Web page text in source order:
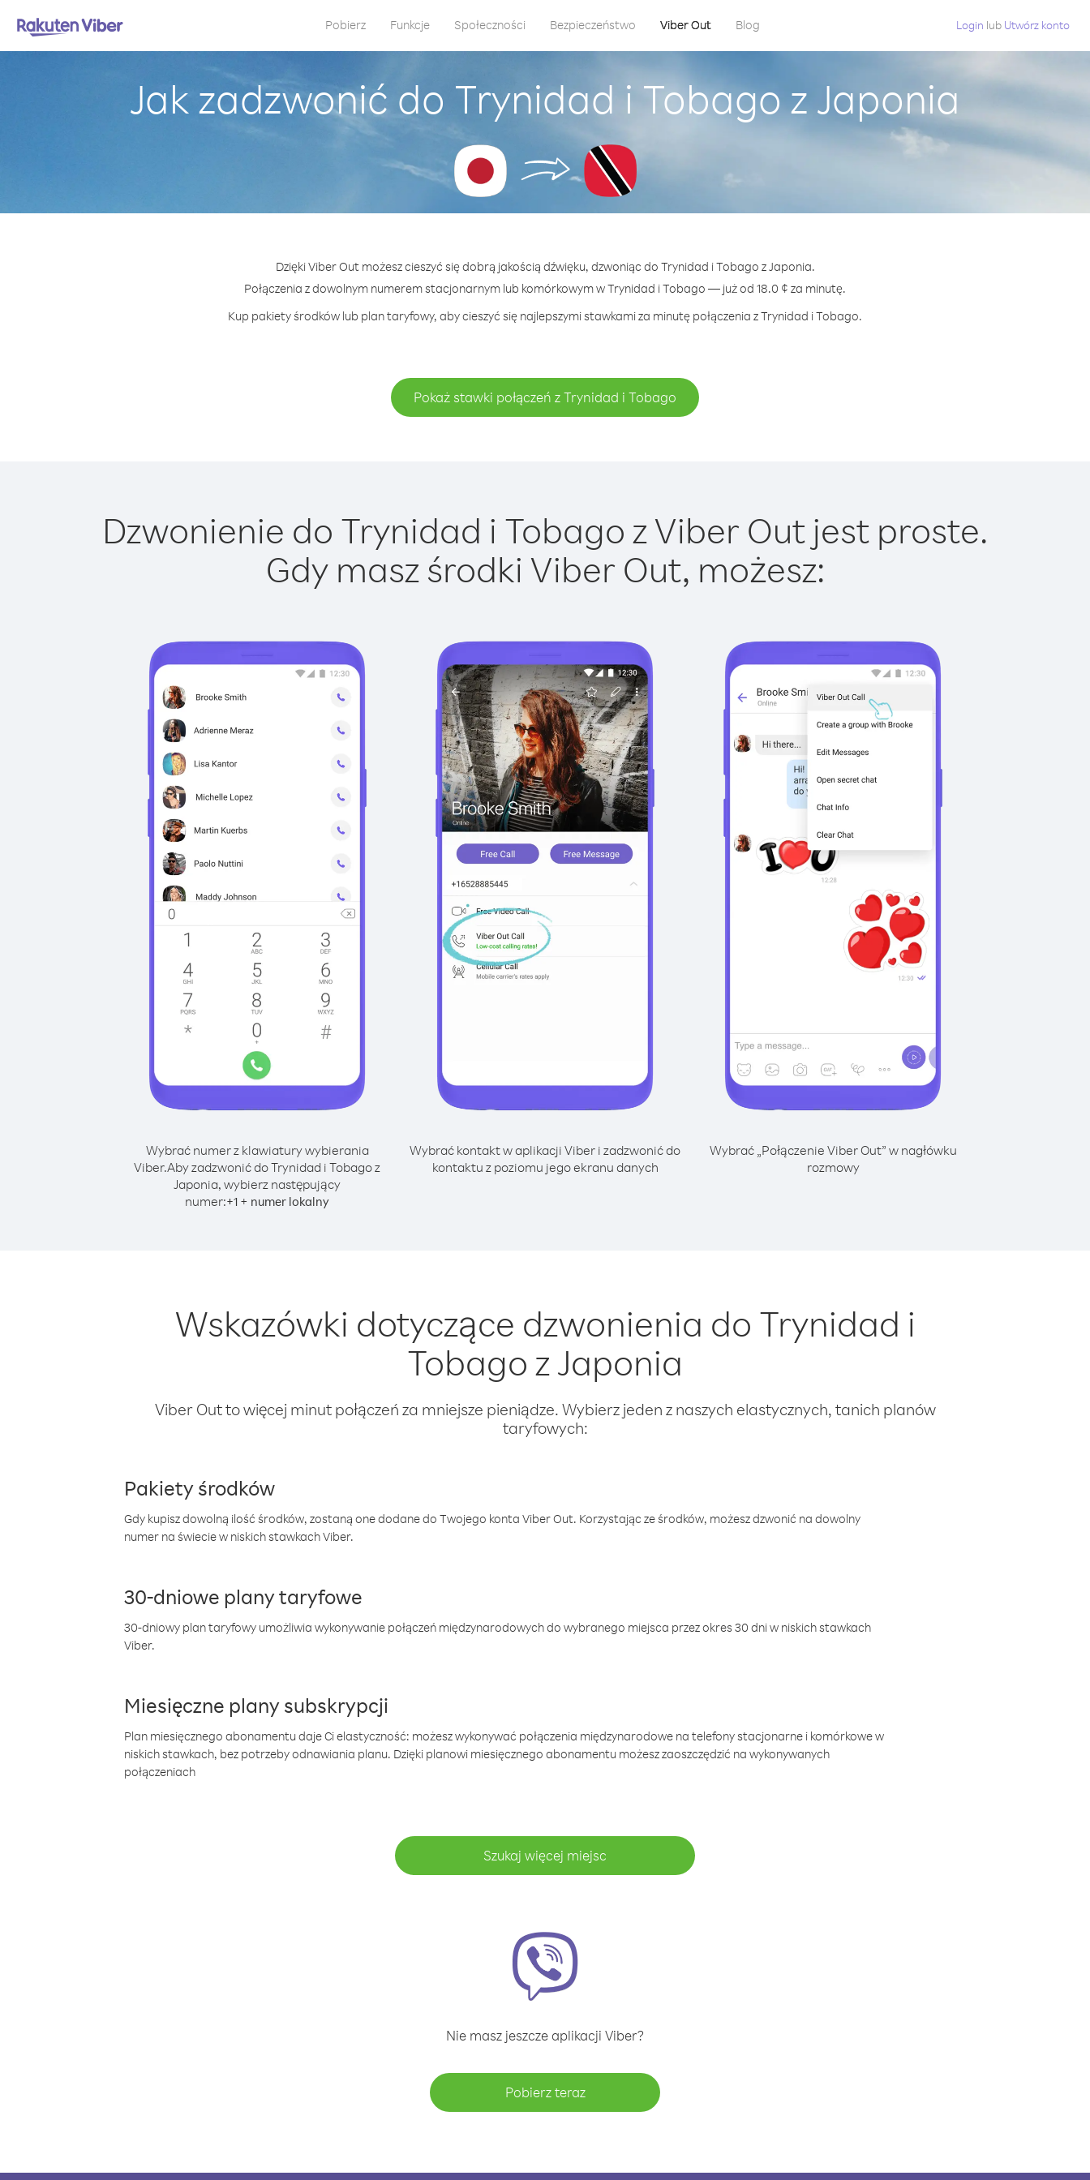
Pobierz Funkcje Społeczności Bezpieczeństwo Viber Out Blog Login lub Utwórz konto
Jak zadzwonić do Trynidad i Tobago z Japonia
Dzięki Viber Out możesz cieszyć się dobrą jakością dźwięku, dzwoniąc do Trynidad i Tobago z Japonia.
Połączenia z dowolnym numerem stacjonarnym lub komórkowym w Trynidad i Tobago — już od 18.0 ¢ za minutę.
Kup pakiety środków lub plan taryfowy, aby cieszyć się najlepszymi stawkami za minutę połączenia z Trynidad i Tobago.
Pokaż stawki połączeń z Trynidad i Tobago
Dzwonienie do Trynidad i Tobago z Viber Out jest proste.
Gdy masz środki Viber Out, możesz:
Wybrać numer z klawiatury wybierania
Viber.Aby zadzwonić do Trynidad i Tobago z
Japonia, wybierz następujący
numer:+1 + numer lokalny
Wybrać kontakt w aplikacji Viber i zadzwonić do
kontaktu z poziomu jego ekranu danych
Wybrać „Połączenie Viber Out” w nagłówku
rozmowy
Wskazówki dotyczące dzwonienia do Trynidad i
Tobago z Japonia
Viber Out to więcej minut połączeń za mniejsze pieniądze. Wybierz jeden z naszych elastycznych, tanich planów
taryfowych:
Pakiety środków
Gdy kupisz dowolną ilość środków, zostaną one dodane do Twojego konta Viber Out. Korzystając ze środków, możesz dzwonić na dowolny
numer na świecie w niskich stawkach Viber.
30-dniowe plany taryfowe
30-dniowy plan taryfowy umożliwia wykonywanie połączeń międzynarodowych do wybranego miejsca przez okres 30 dni w niskich stawkach
Viber.
Miesięczne plany subskrypcji
Plan miesięcznego abonamentu daje Ci elastyczność: możesz wykonywać połączenia międzynarodowe na telefony stacjonarne i komórkowe w
niskich stawkach, bez potrzeby odnawiania planu. Dzięki planowi miesięcznego abonamentu możesz zaoszczędzić na wykonywanych
połączeniach
Szukaj więcej miejsc
Nie masz jeszcze aplikacji Viber?
Pobierz teraz